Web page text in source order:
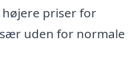
priser for
uden for normale